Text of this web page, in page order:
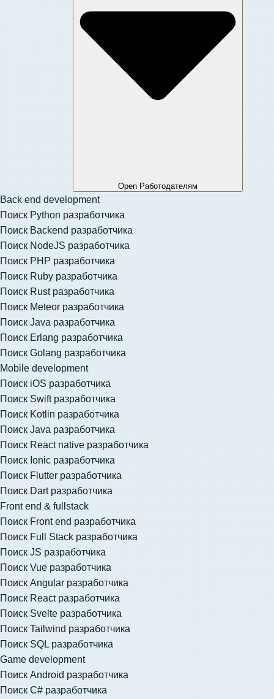
Open Работодателям
Back end development
Поиск Python разработчика
Поиск Backend разработчика
Поиск NodeJS разработчика
Поиск PHP разработчика
Поиск Ruby разработчика
Поиск Rust разработчика
Поиск Meteor разработчика
Поиск Java разработчика
Поиск Erlang разработчика
Поиск Golang разработчика
Mobile development
Поиск iOS разработчика
Поиск Swift разработчика
Поиск Kotlin разработчика
Поиск Java разработчика
Поиск React native разработчика
Поиск Ionic разработчика
Поиск Flutter разработчика
Поиск Dart разработчика
Front end & fullstack
Поиск Front end разработчика
Поиск Full Stack разработчика
Поиск JS разработчика
Поиск Vue разработчика
Поиск Angular разработчика
Поиск React разработчика
Поиск Svelte разработчика
Поиск Tailwind разработчика
Поиск SQL разработчика
Game development
Поиск Android разработчика
Поиск C# разработчика